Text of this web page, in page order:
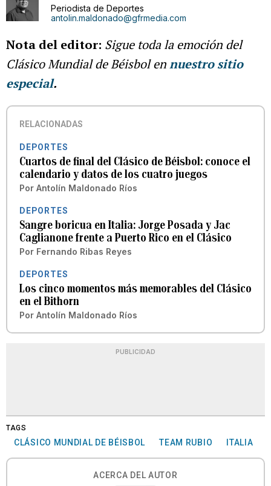
Periodista de Deportes
antolin.maldonado@gfrmedia.com
Nota del editor: Sigue toda la emoción del
Clásico Mundial de Béisbol ennuestro sitio
especial.
RELACIONADAS
DEPORTES
Cuartos de final del Clásico de Béisbol: conoce el
calendario y datos de los cuatro juegos
Por Antolín Maldonado Ríos
DEPORTES
Sangre boricua en Italia: Jorge Posada y Jac
Caglianone frente a Puerto Rico en el Clásico
Por Fernando Ribas Reyes
DEPORTES
Los cinco momentos más memorables del Clásico
en el Bithorn
Por Antolín Maldonado Ríos
PUBLICIDAD
TAGS
CLÁSICO MUNDIAL DE BÉISBOL TEAM RUBIO ITALIA
ACERCA DEL AUTOR